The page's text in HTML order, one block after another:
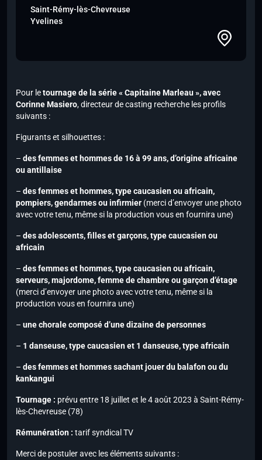
Saint-Rémy-lès-Chevreuse
Yvelines
Pour letournage de la série « Capitaine Marleau »,avec
Corinne Masiero, directeur de casting recherche les profils
suivants :
Figurants et silhouettes :
– des femmes et hommes de 16 à 99 ans, d’origine africaine
ou antillaise
– des femmes et hommes, type caucasien ou africain,
pompiers, gendarmes ou infirmier (merci d’envoyer une photo
avec votre tenu, même si la production vous en fournira une)
– des adolescents, filles et garçons, type caucasien ou
africain
– des femmes et hommes, type caucasien ou africain,
serveurs, majordome, femme de chambre ou garçon d’étage
(merci d’envoyer une photo avec votre tenu, même si la
production vous en fournira une)
– une chorale composé d’une dizaine de personnes
– 1 danseuse, type caucasien et 1 danseuse, type africain
– des femmes et hommes sachant jouer du balafon ou du
kankangui
Tournage : prévu entre 18 juillet et le 4 août 2023 à Saint-Rémy-
lès-Chevreuse (78)
Rémunération : tarif syndical TV
Merci de postuler avec les éléments suivants :